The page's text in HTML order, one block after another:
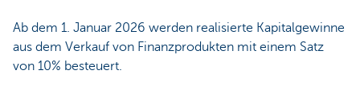
Ab dem 1. Januar 2026 werden realisierte Kapitalgewinne
aus dem Verkauf von Finanzprodukten mit einem Satz
von 10% besteuert.